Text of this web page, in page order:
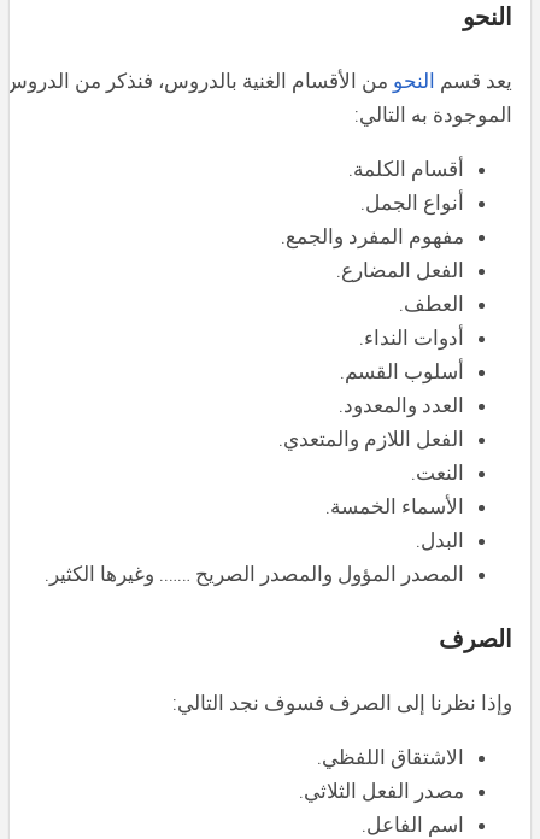
النحو
يعد قسم النحو من الأقسام الغنية بالدروس، فنذكر من الدروس
الموجودة به التالي:
أقسام الكلمة.
أنواع الجمل.
مفهوم المفرد والجمع.
الفعل المضارع.
العطف.
أدوات النداء.
أسلوب القسم.
العدد والمعدود.
الفعل اللازم والمتعدي.
النعت.
الأسماء الخمسة.
البدل.
المصدر المؤول والمصدر الصريح ……. وغيرها الكثير.
الصرف
وإذا نظرنا إلى الصرف فسوف نجد التالي:
الاشتقاق اللفظي.
مصدر الفعل الثلاثي.
اسم الفاعل.